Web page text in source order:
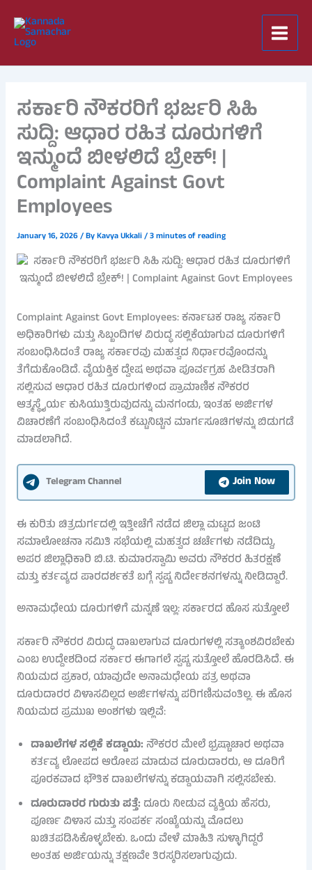
content
ಸರ್ಕಾರಿ ನೌಕರರಿಗೆ ಭರ್ಜರಿ ಸಿಹಿ
ಸುದ್ದಿ: ಆಧಾರ ರಹಿತ ದೂರುಗಳಿಗೆ
ಇನ್ಮುಂದೆ ಬೀಳಲಿದೆ ಬ್ರೇಕ್! |
Complaint Against Govt
Employees
January 16, 2026/ ByKavya Ukkali/3 minutes of reading
Complaint Against Govt Employees: ಕರ್ನಾಟಕ ರಾಜ್ಯ ಸರ್ಕಾರಿ
ಅಧಿಕಾರಿಗಳು ಮತ್ತು ಸಿಬ್ಬಂದಿಗಳ ವಿರುದ್ಧ ಸಲ್ಲಿಕೆಯಾಗುವ ದೂರುಗಳಿಗೆ
ಸಂಬಂಧಿಸಿದಂತೆ ರಾಜ್ಯ ಸರ್ಕಾರವು ಮಹತ್ವದ ನಿರ್ಧಾರವೊಂದನ್ನು
ತೆಗೆದುಕೊಂಡಿದೆ. ವೈಯಕ್ತಿಕ ದ್ವೇಷ ಅಥವಾ ಪೂರ್ವಗ್ರಹ ಪೀಡಿತರಾಗಿ
ಸಲ್ಲಿಸುವ ಆಧಾರ ರಹಿತ ದೂರುಗಳಿಂದ ಪ್ರಾಮಾಣಿಕ ನೌಕರರ
ಆತ್ಮಸ್ಥೈರ್ಯ ಕುಸಿಯುತ್ತಿರುವುದನ್ನು ಮನಗಂಡು, ಇಂತಹ ಅರ್ಜಿಗಳ
ವಿಚಾರಣೆಗೆ ಸಂಬಂಧಿಸಿದಂತೆ ಕಟ್ಟುನಿಟ್ಟಿನ ಮಾರ್ಗಸೂಚಿಗಳನ್ನು ಬಿಡುಗಡೆ
ಮಾಡಲಾಗಿದೆ.
Telegram Channel Join Now
ಈ ಕುರಿತು ಚಿತ್ರದುರ್ಗದಲ್ಲಿ ಇತ್ತೀಚೆಗೆ ನಡೆದ ಜಿಲ್ಲಾ ಮಟ್ಟದ ಜಂಟಿ
ಸಮಾಲೋಚನಾ ಸಮಿತಿ ಸಭೆಯಲ್ಲಿ ಮಹತ್ವದ ಚರ್ಚೆಗಳು ನಡೆದಿದ್ದು,
ಅಪರ ಜಿಲ್ಲಾಧಿಕಾರಿ ಬಿ.ಟಿ. ಕುಮಾರಸ್ವಾಮಿ ಅವರು ನೌಕರರ ಹಿತರಕ್ಷಣೆ
ಮತ್ತು ಕರ್ತವ್ಯದ ಪಾರದರ್ಶಕತೆ ಬಗ್ಗೆ ಸ್ಪಷ್ಟ ನಿರ್ದೇಶನಗಳನ್ನು ನೀಡಿದ್ದಾರೆ.
ಅನಾಮಧೇಯ ದೂರುಗಳಿಗೆ ಮನ್ನಣೆ ಇಲ್ಲ: ಸರ್ಕಾರದ ಹೊಸ ಸುತ್ತೋಲೆ
ಸರ್ಕಾರಿ ನೌಕರರ ವಿರುದ್ಧ ದಾಖಲಾಗುವ ದೂರುಗಳಲ್ಲಿ ಸತ್ಯಾಂಶವಿರಬೇಕು
ಎಂಬ ಉದ್ದೇಶದಿಂದ ಸರ್ಕಾರ ಈಗಾಗಲೆ ಸ್ಪಷ್ಟ ಸುತ್ತೋಲೆ ಹೊರಡಿಸಿದೆ. ಈ
ನಿಯಮದ ಪ್ರಕಾರ, ಯಾವುದೇ ಅನಾಮಧೇಯ ಪತ್ರ ಅಥವಾ
ದೂರುದಾರರ ವಿಳಾಸವಿಲ್ಲದ ಅರ್ಜಿಗಳನ್ನು ಪರಿಗಣಿಸುವಂತಿಲ್ಲ. ಈ ಹೊಸ
ನಿಯಮದ ಪ್ರಮುಖ ಅಂಶಗಳು ಇಲ್ಲಿವೆ:
ದಾಖಲೆಗಳ ಸಲ್ಲಿಕೆ ಕಡ್ಡಾಯ: ನೌಕರರ ಮೇಲೆ ಭ್ರಷ್ಟಾಚಾರ ಅಥವಾ
ಕರ್ತವ್ಯ ಲೋಪದ ಆರೋಪ ಮಾಡುವ ದೂರುದಾರರು, ಆ ದೂರಿಗೆ
ಪೂರಕವಾದ ಭೌತಿಕ ದಾಖಲೆಗಳನ್ನು ಕಡ್ಡಾಯವಾಗಿ ಸಲ್ಲಿಸಬೇಕು.
ದೂರುದಾರರ ಗುರುತು ಪತ್ತೆ: ದೂರು ನೀಡುವ ವ್ಯಕ್ತಿಯ ಹೆಸರು,
ಪೂರ್ಣ ವಿಳಾಸ ಮತ್ತು ಸಂಪರ್ಕ ಸಂಖ್ಯೆಯನ್ನು ಮೊದಲು
ಖಚಿತಪಡಿಸಿಕೊಳ್ಳಬೇಕು. ಒಂದು ವೇಳೆ ಮಾಹಿತಿ ಸುಳ್ಳಾಗಿದ್ದರೆ
ಅಂತಹ ಅರ್ಜಿಯನ್ನು ತಕ್ಷಣವೇ ತಿರಸ್ಕರಿಸಲಾಗುವುದು.